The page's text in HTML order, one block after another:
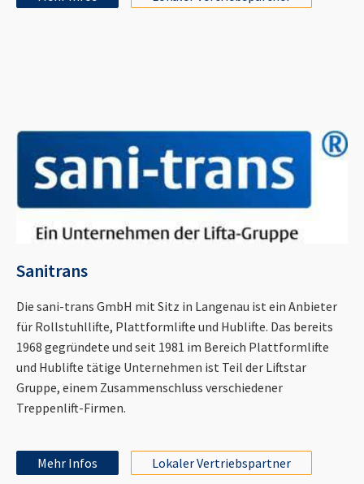
Sanitrans
Die sani-trans GmbH mit Sitz in Langenau ist ein Anbieter
für Rollstuhllifte, Plattformlifte und Hublifte. Das bereits
1968 gegründete und seit 1981 im Bereich Plattformlifte
und Hublifte tätige Unternehmen ist Teil der Liftstar
Gruppe, einem Zusammenschluss verschiedener
Treppenlift-Firmen.
Mehr Infos Lokaler Vertriebspartner